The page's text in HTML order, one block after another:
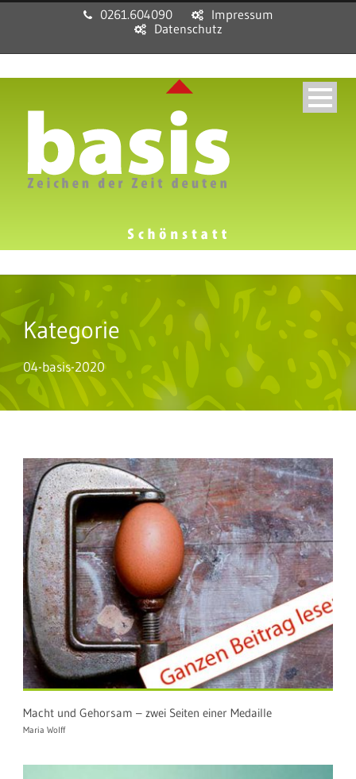
0261.604090
Impressum
Datenschutz
Kategorie
04-basis-2020
Macht und Gehorsam – zwei Seiten einer Medaille
Maria Wolff